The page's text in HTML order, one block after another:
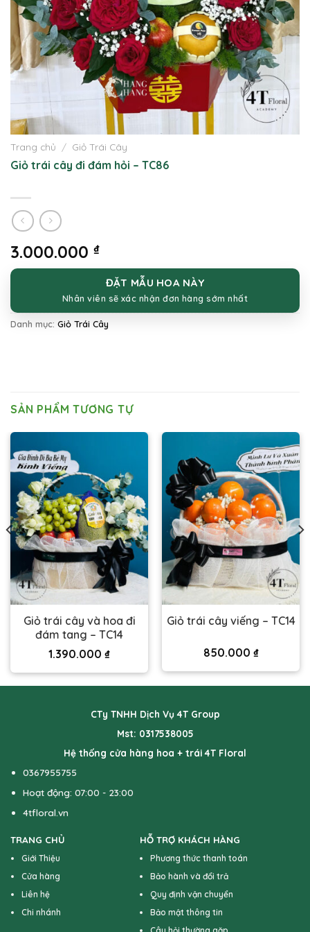
Trang chủ / Giỏ Trái Cây
Giỏ trái cây đi đám hỏi – TC86
3.000.000 ₫
ĐẶT MẪU HOA NÀY
Nhân viên sẽ xác nhận đơn hàng sớm nhất
Danh mục: Giỏ Trái Cây
SẢN PHẨM TƯƠNG TỰ
Giỏ trái cây và hoa đi
đám tang – TC14
1.390.000 ₫
Giỏ trái cây viếng – TC14
850.000 ₫
CTy TNHH Dịch Vụ 4T Group
Mst: 0317538005
Hệ thống cửa hàng hoa + trái 4T Floral
0367955755
Hoạt động: 07:00 - 23:00
4tfloral.vn
TRANG CHỦ
Giới Thiệu
Cửa hàng
Liên hệ
Chi nhánh
HỖ TRỢ KHÁCH HÀNG
Phương thức thanh toán
Bảo hành và đổi trả
Quy định vận chuyển
Bảo mật thông tin